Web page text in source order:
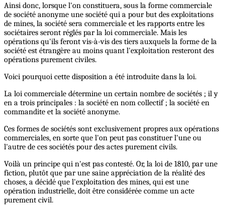
Ainsi donc, lorsque l'on constituera, sous la forme commerciale
de société anonyme une société qui a pour but des exploitations
de mines, la société sera commerciale et les rapports entre les
sociétaires seront réglés par la loi commerciale. Mais les
opérations qu'ils feront vis-à-vis des tiers auxquels la forme de la
société est étrangère au moins quant l'exploitation resteront des
opérations purement civiles.
Voici pourquoi cette disposition a été introduite dans la loi.
La loi commerciale détermine un certain nombre de sociétés ; il y
en a trois principales : la société en nom collectif ; la société en
commandite et la société anonyme.
Ces formes de sociétés sont exclusivement propres aux opérations
commerciales, en sorte que l'on peut pas constituer l'une ou
l'autre de ces sociétés pour des actes purement civils.
Voilà un principe qui n'est pas contesté. Or, la loi de 1810, par une
fiction, plutôt que par une saine appréciation de la réalité des
choses, a décidé que l'exploitation des mines, qui est une
opération industrielle, doit être considérée comme un acte
purement civil.